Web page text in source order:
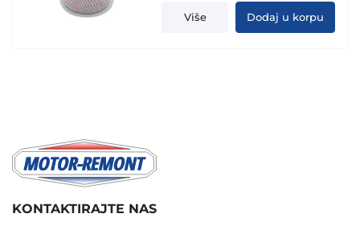
Više Dodaj u korpu
KONTAKTIRAJTE NAS